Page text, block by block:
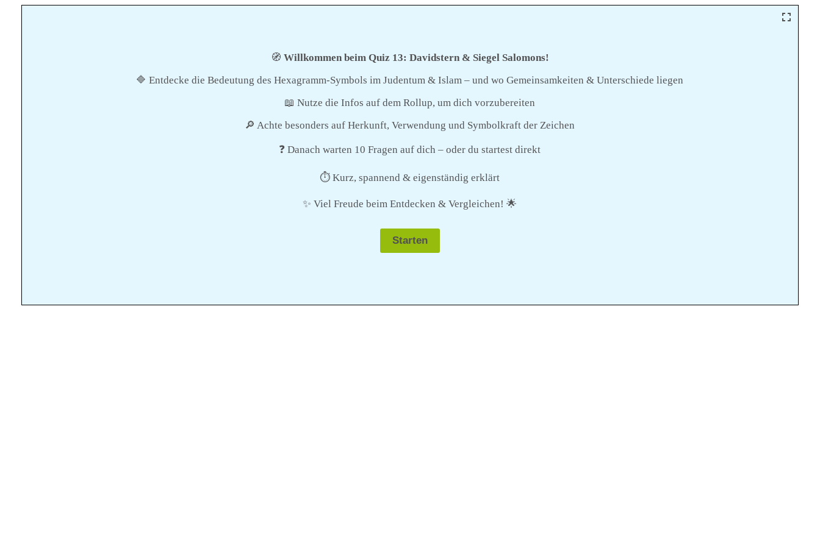
🧭 Willkommen beim Quiz 13: Davidstern & Siegel Salomons!
🔷 Entdecke die Bedeutung des Hexagramm-Symbols im Judentum & Islam – und wo Gemeinsamkeiten & Unterschiede liegen
📖 Nutze die Infos auf dem Rollup, um dich vorzubereiten
🔎 Achte besonders auf Herkunft, Verwendung und Symbolkraft der Zeichen
❓ Danach warten 10 Fragen auf dich – oder du startest direkt
⏱️ Kurz, spannend & eigenständig erklärt
✨ Viel Freude beim Entdecken & Vergleichen! 🌟